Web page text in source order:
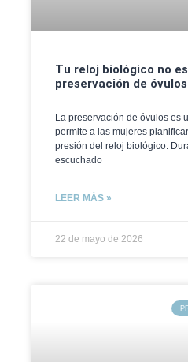
Tu reloj biológico no
preservación de
La preservación de óvulos es
permite a las mujeres
presión del reloj biológico.
escuchado
LEER MÁS »
22 de mayo de 2026